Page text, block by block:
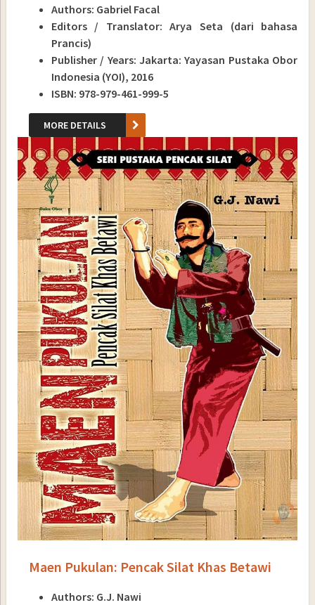
Authors: Gabriel Facal
Editors / Translator: Arya Seta (dari bahasa
Prancis)
Publisher / Years: Jakarta: Yayasan Pustaka Obor
Indonesia (YOI), 2016
ISBN: 978-979-461-999-5
MORE DETAILS
Maen Pukulan: Pencak Silat Khas Betawi
Authors: G.J. Nawi